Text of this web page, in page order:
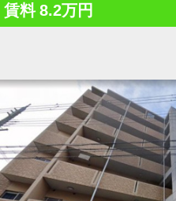
賃料 8.2万円